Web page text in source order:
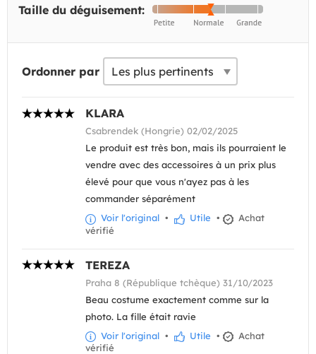
Taille du déguisement:
Ordonner par
KLARA
Csabrendek (Hongrie) 02/02/2025
Le produit est très bon, mais ils pourraient le
vendre avec des accessoires à un prix plus
élevé pour que vous n'ayez pas à les
commander séparément
Voir l'original • Utile •
Achat
vérifié
TEREZA
Praha 8 (République tchèque) 31/10/2023
Beau costume exactement comme sur la
photo. La fille était ravie
Voir l'original • Utile •
Achat
vérifié